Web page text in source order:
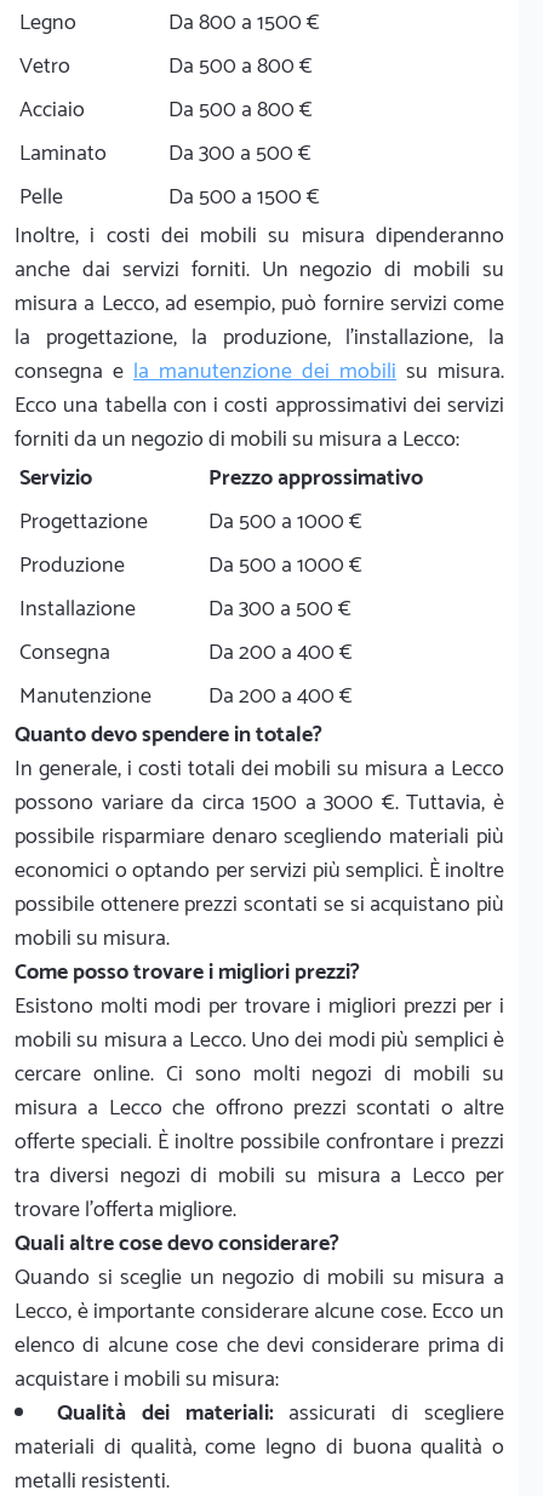
Legno
Da 800 a 1500 €
Vetro
Da 500 a 800 €
Acciaio
Da 500 a 800 €
Laminato
Da 300 a 500 €
Pelle
Da 500 a 1500 €
Inoltre, i costi dei mobili su misura dipenderanno
anche dai servizi forniti. Un negozio di mobili su
misura a Lecco, ad esempio, può fornire servizi come
la progettazione, la produzione, l'installazione, la
consegna e la manutenzione dei mobili su misura.
Ecco una tabella con i costi approssimativi dei servizi
forniti da un negozio di mobili su misura a Lecco:
Servizio
Prezzo approssimativo
Progettazione
Da 500 a 1000 €
Produzione
Da 500 a 1000 €
Installazione
Da 300 a 500 €
Consegna
Da 200 a 400 €
Manutenzione
Da 200 a 400 €
Quanto devo spendere in totale?
In generale, i costi totali dei mobili su misura a Lecco
possono variare da circa 1500 a 3000 €. Tuttavia, è
possibile risparmiare denaro scegliendo materiali più
economici o optando per servizi più semplici. È inoltre
possibile ottenere prezzi scontati se si acquistano più
mobili su misura.
Come posso trovare i migliori prezzi?
Esistono molti modi per trovare i migliori prezzi per i
mobili su misura a Lecco. Uno dei modi più semplici è
cercare online. Ci sono molti negozi di mobili su
misura a Lecco che offrono prezzi scontati o altre
offerte speciali. È inoltre possibile confrontare i prezzi
tra diversi negozi di mobili su misura a Lecco per
trovare l'offerta migliore.
Quali altre cose devo considerare?
Quando si sceglie un negozio di mobili su misura a
Lecco, è importante considerare alcune cose. Ecco un
elenco di alcune cose che devi considerare prima di
acquistare i mobili su misura:
Qualità dei materiali:assicurati di scegliere
materiali di qualità, come legno di buona qualità o
metalli resistenti.